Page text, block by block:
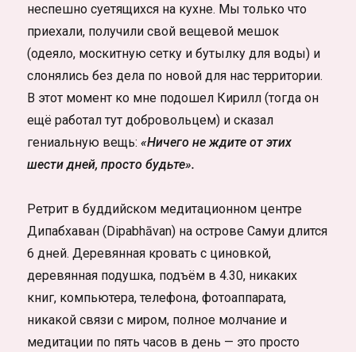
неспешно суетящихся на кухне. Мы только что
приехали, получили свой вещевой мешок
(одеяло, москитную сетку и бутылку для воды) и
слонялись без дела по новой для нас территории.
В этот момент ко мне подошел Кирилл (тогда он
ещё работал тут добровольцем) и сказал
гениальную вещь:«Ничего не ждите от этих
шести дней, просто будьте».
Ретрит в буддийском медитационном центре
Дипабхаван (Dipabhāvan) на острове Самуи длится
6 дней. Деревянная кровать с циновкой,
деревянная подушка, подъём в 4.30, никаких
книг, компьютера, телефона, фотоаппарата,
никакой связи с миром, полное молчание и
медитации по пять часов в день — это просто